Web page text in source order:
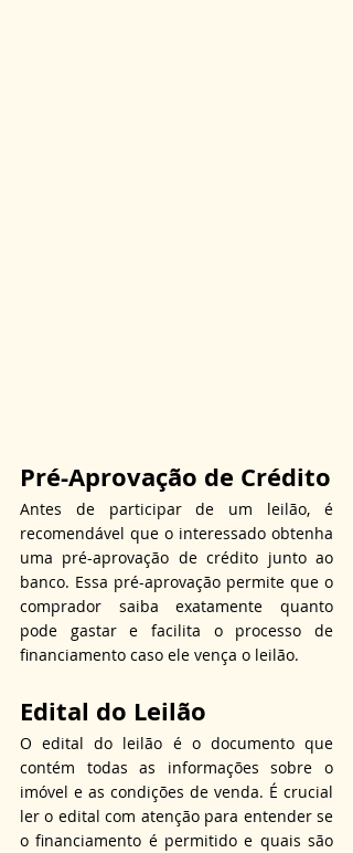
Pré-Aprovação de Crédito
Antes de participar de um leilão, é
recomendável que o interessado obtenha
uma pré-aprovação de crédito junto ao
banco. Essa pré-aprovação permite que o
comprador saiba exatamente quanto
pode gastar e facilita o processo de
financiamento caso ele vença o leilão.
Edital do Leilão
O edital do leilão é o documento que
contém todas as informações sobre o
imóvel e as condições de venda. É crucial
ler o edital com atenção para entender se
o financiamento é permitido e quais são